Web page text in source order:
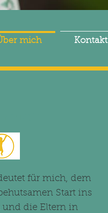
mich Kontakt
für mich, dem
Start ins
und die Eltern in